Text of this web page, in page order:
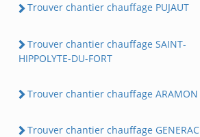
Trouver chantier chauffage PUJAUT
Trouver chantier chauffage SAINT-
HIPPOLYTE-DU-FORT
Trouver chantier chauffage ARAMON
Trouver chantier chauffage GENERAC